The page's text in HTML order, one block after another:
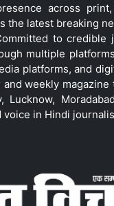
across
latest breaking
to credible
multiple
platforms, and
weekly
in Hindi